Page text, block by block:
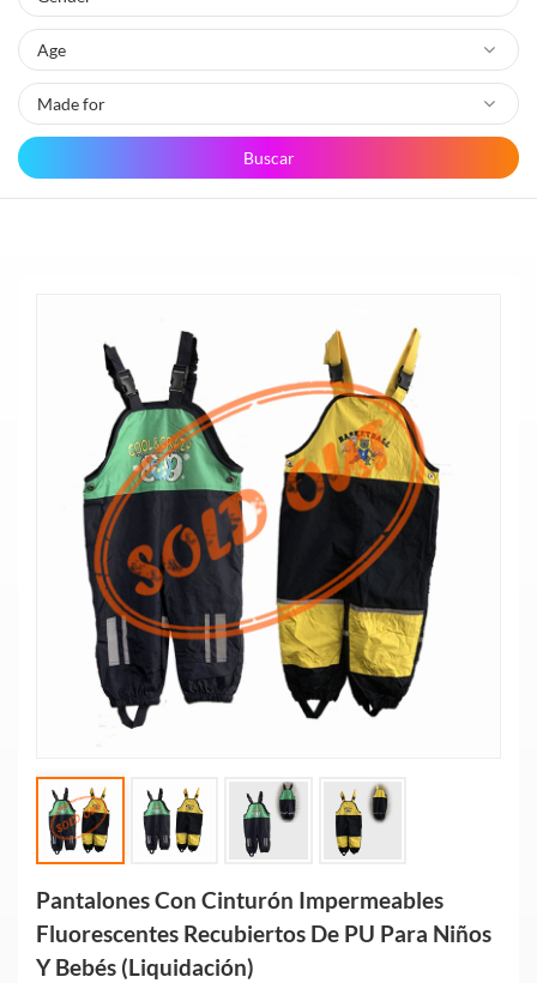
Buscar
Pantalones Con Cinturón Impermeables
Fluorescentes Recubiertos De PU Para Niños
Y Bebés (liquidación)